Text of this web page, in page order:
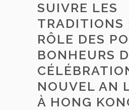
SUIVRE LES
TRADITIONS
RÔLE DES
BONHEURS
NOUVEL AN
À HONG